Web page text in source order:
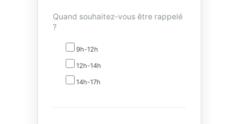
Quand souhaitez-vous être rappelé
?
9h-12h
12h-14h
14h-17h